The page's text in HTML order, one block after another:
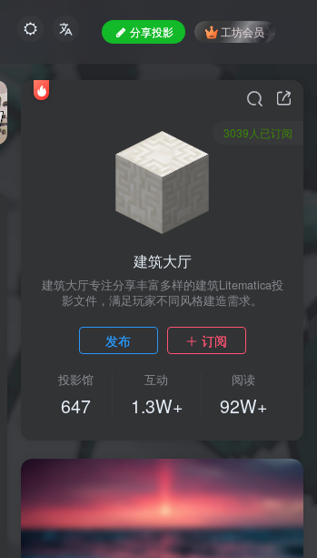
分享投影 工坊会员
3039人已订阅
建筑大厅
建筑大厅专注分享丰富多样的建筑Litematica投
影文件，满足玩家不同风格建造需求。
发布 订阅
投影馆
647
互动
1.3W+
阅读
92W+